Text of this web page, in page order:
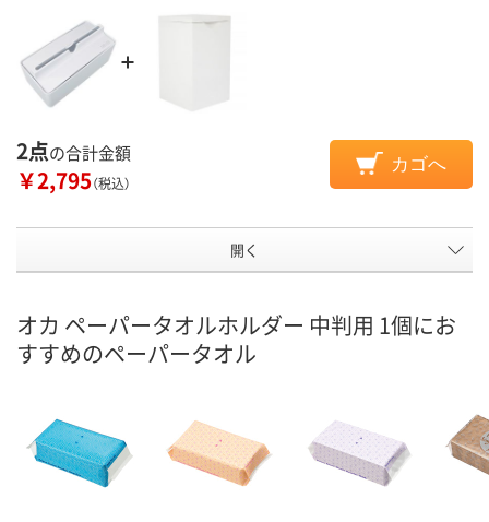
2点の合計金額
￥2,795（税込）
カゴへ
開く
オカ ペーパータオルホルダー 中判用 1個にお
すすめのペーパータオル